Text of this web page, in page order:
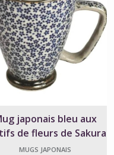
japonais bleu aux
de fleurs de Sakura
MUGS JAPONAIS